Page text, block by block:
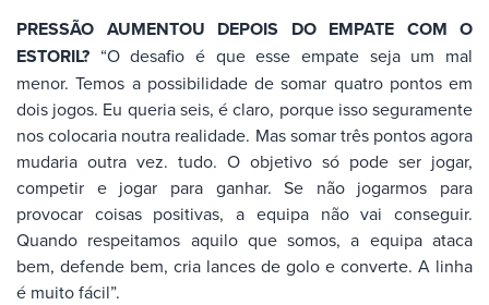
PRESSÃO AUMENTOU DEPOIS DO EMPATE COM O
ESTORIL? “O desafio é que esse empate seja um mal
menor. Temos a possibilidade de somar quatro pontos em
dois jogos. Eu queria seis, é claro, porque isso seguramente
nos colocaria noutra realidade. Mas somar três pontos agora
mudaria outra vez. tudo. O objetivo só pode ser jogar,
competir e jogar para ganhar. Se não jogarmos para
provocar coisas positivas, a equipa não vai conseguir.
Quando respeitamos aquilo que somos, a equipa ataca
bem, defende bem, cria lances de golo e converte. A linha
é muito fácil”.